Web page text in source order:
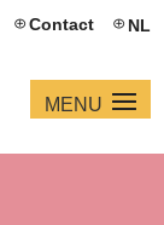
Contact NL